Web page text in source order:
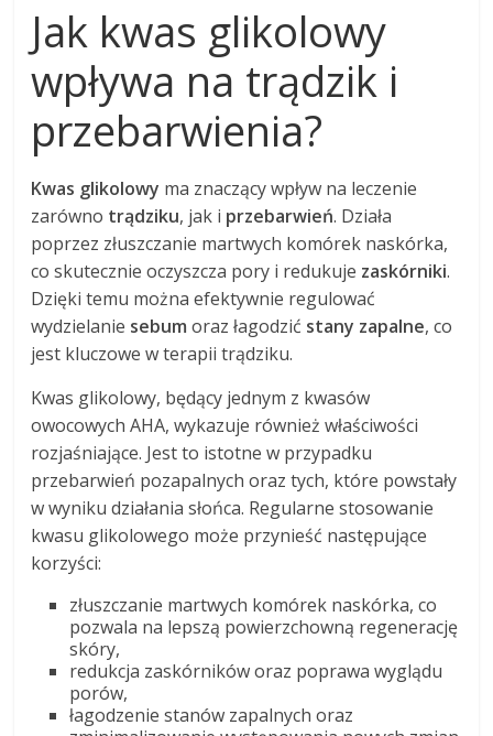
Jak kwas glikolowy
wpływa na trądzik i
przebarwienia?
Kwas glikolowy ma znaczący wpływ na leczenie
zarówno trądziku, jak i przebarwień. Działa
poprzez złuszczanie martwych komórek naskórka,
co skutecznie oczyszcza pory i redukuje zaskórniki.
Dzięki temu można efektywnie regulować
wydzielanie sebum oraz łagodzić stany zapalne, co
jest kluczowe w terapii trądziku.
Kwas glikolowy, będący jednym z kwasów
owocowych AHA, wykazuje również właściwości
rozjaśniające. Jest to istotne w przypadku
przebarwień pozapalnych oraz tych, które powstały
w wyniku działania słońca. Regularne stosowanie
kwasu glikolowego może przynieść następujące
korzyści:
złuszczanie martwych komórek naskórka, co
pozwala na lepszą powierzchowną regenerację
skóry,
redukcja zaskórników oraz poprawa wyglądu
porów,
łagodzenie stanów zapalnych oraz